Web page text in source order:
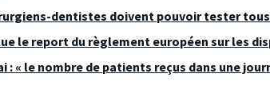
dentistes doivent pouvoir tester
le report du règlement européen sur les
: « le nombre de patients reçus dans une